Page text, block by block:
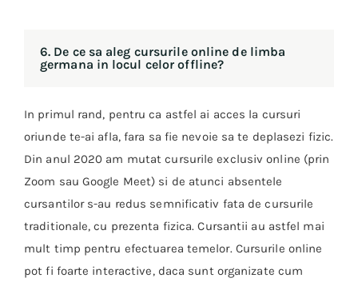
6. De ce sa aleg cursurile online de limba
germana in locul celor offline?
In primul rand, pentru ca astfel ai acces la cursuri
oriunde te-ai afla, fara sa fie nevoie sa te deplasezi fizic.
Din anul 2020 am mutat cursurile exclusiv online (prin
Zoom sau Google Meet) si de atunci absentele
cursantilor s-au redus semnificativ fata de cursurile
traditionale, cu prezenta fizica. Cursantii au astfel mai
mult timp pentru efectuarea temelor. Cursurile online
pot fi foarte interactive, daca sunt organizate cum